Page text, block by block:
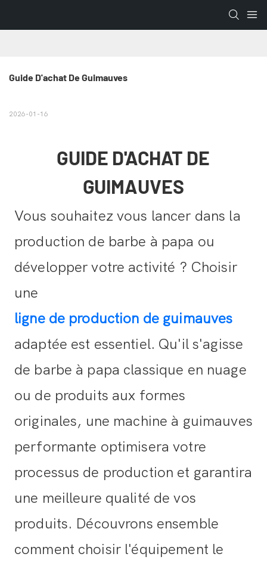
Guide D'achat De Guimauves
2026-01-16
GUIDE D'ACHAT DE
GUIMAUVES
Vous souhaitez vous lancer dans la
production de barbe à papa ou
développer votre activité ? Choisir
une
ligne de production de guimauves
adaptée est essentiel. Qu'il s'agisse
de barbe à papa classique en nuage
ou de produits aux formes
originales, une machine à guimauves
performante optimisera votre
processus de production et garantira
une meilleure qualité de vos
produits. Découvrons ensemble
comment choisir l'équipement le